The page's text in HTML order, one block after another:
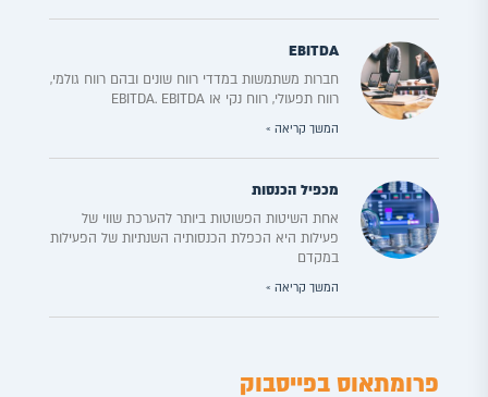
EBITDA
חברות משתמשות במדדי רווח שונים ובהם רווח גולמי,
רווח תפעולי, רווח נקי או EBITDA. EBITDA
המשך קריאה »
מכפיל הכנסות
אחת השיטות הפשוטות ביותר להערכת שווי של
פעילות היא הכפלת הכנסותיה השנתיות של הפעילות
במקדם
המשך קריאה »
פרומתאוס בפייסבוק